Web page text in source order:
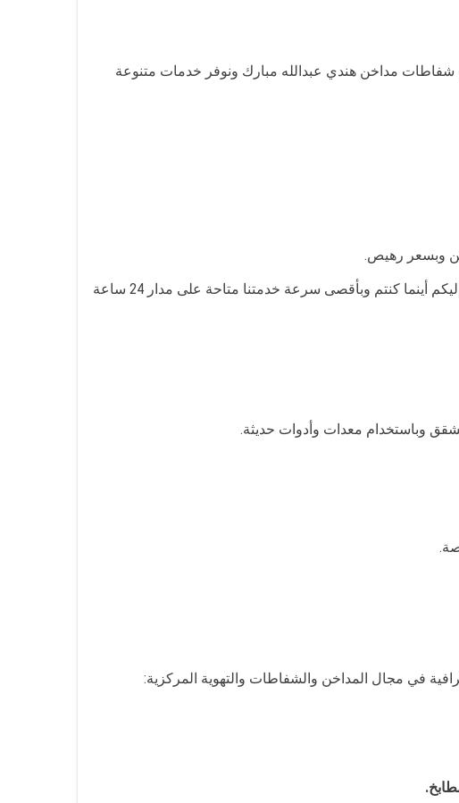
مداخن هندي عبدالله مبارك ونوفر خدمات متنوعة
وبسعر رهيص.
خدمتنا متوفرة في كافة مناطق عبدالله مبارك ونعمل من خلال فني تركيب شفاطات مداخن عبدالله مبارك لنصل إليكم أينما كنتم وبأقصى سرعة خدمتنا متاحة على مدار 24 ساعة
وباستخدام معدات وأدوات حديثة.
في مجال المداخن والشفاطات والتهوية المركزية: